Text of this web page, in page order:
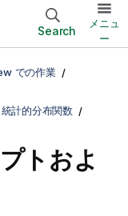
Search
メニュ
ー
での作業
統計的分布関数
トおよ